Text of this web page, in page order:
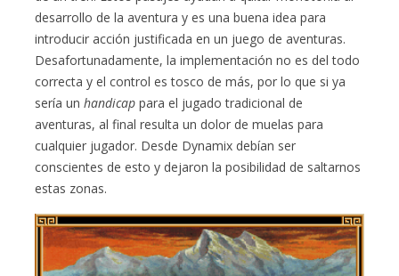
desarrollo de la aventura y es una buena idea para
introducir acción justificada en un juego de aventuras.
Desafortunadamente, la implementación no es del todo
correcta y el control es tosco de más, por lo que si ya
sería unhandicap para el jugado tradicional de
aventuras, al final resulta un dolor de muelas para
cualquier jugador. Desde Dynamix debían ser
conscientes de esto y dejaron la posibilidad de saltarnos
estas zonas.